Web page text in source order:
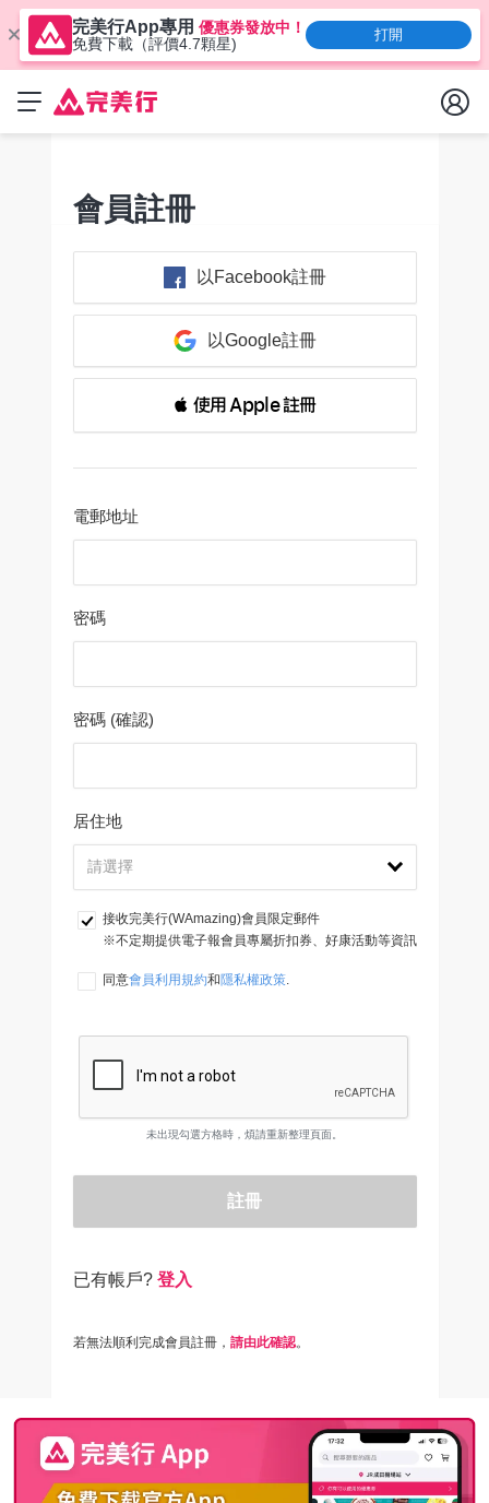
完美行App專用 優惠券發放中！
免費下載（評價4.7顆星)
打開
會員註冊
以Facebook註冊
以Google註冊
 使用 Apple 註冊
電郵地址
密碼
密碼 (確認)
居住地
接收完美行(WAmazing)會員限定郵件
※不定期提供電子報會員專屬折扣券、好康活動等資訊
同意會員利用規約和隱私權政策.
未出現勾選方格時，煩請重新整理頁面。
註冊
已有帳戶? 登入
若無法順利完成會員註冊， 請由此確認。